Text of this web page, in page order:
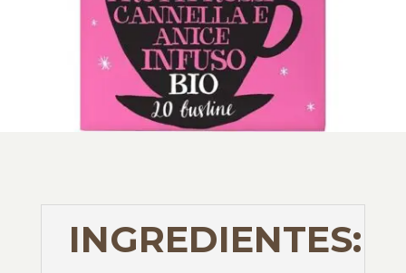
INGREDIENTES: